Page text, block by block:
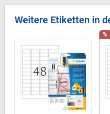
Weitere Etiketten in
%